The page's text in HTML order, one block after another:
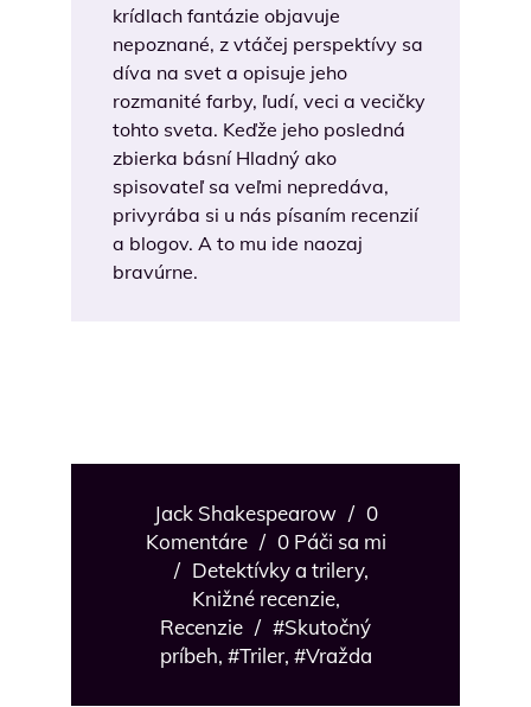
krídlach fantázie objavuje
nepoznané, z vtáčej perspektívy sa
díva na svet a opisuje jeho
rozmanité farby, ľudí, veci a vecičky
tohto sveta. Keďže jeho posledná
zbierka básní Hladný ako
spisovateľ sa veľmi nepredáva,
privyrába si u nás písaním recenzií
a blogov. A to mu ide naozaj
bravúrne.
Jack Shakespearow / 0
Komentáre / 0 Páči sa mi
/ Detektívky a trilery,
Knižné recenzie,
Recenzie / #Skutočný
príbeh, #Triler, #Vražda